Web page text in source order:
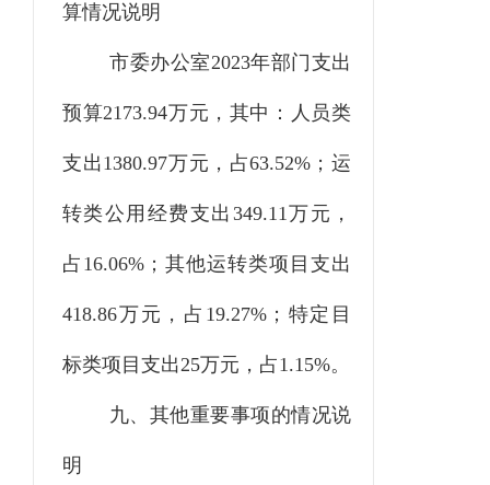
算情况说明
市委办公室2023年部门 支出
预算2173.94万元，其中： 人员类
支出1380.97万元，占63.52%； 运
转类公用经费支出 349.11万元，
占16.06%；其他运转类项目支出
418.86万元，占19.27%；特定目
标类项目支出25万元，占1.15%。
九、其他重要事项的情况说
明